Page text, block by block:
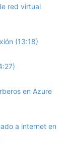
red virtual
(13:18)
en Azure
a internet en